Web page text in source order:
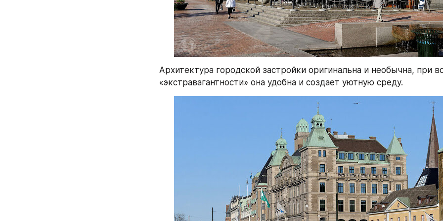
Архитектура городской застройки оригинальна и необычна, при
«экстравагантности» она удобна и создает уютную среду.